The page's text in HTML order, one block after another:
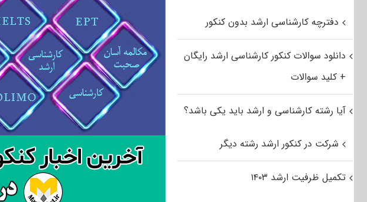
دفترچه کارشناسی ارشد بدون کنکور
دانلود سوالات کنکور کارشناسی ارشد رایگان
+ کلید سوالات
آیا رشته کارشناسی و ارشد باید یکی باشد؟
شرکت در کنکور ارشد رشته دیگر
تکمیل ظرفیت ارشد ۱۴۰۳